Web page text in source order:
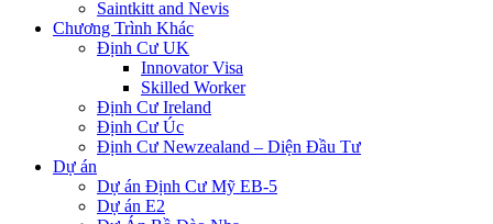
Saintkitt and Nevis
Chương Trình Khác
Định Cư UK
Innovator Visa
Skilled Worker
Định Cư Ireland
Định Cư Úc
Định Cư Newzealand – Diện Đầu Tư
Dự án
Dự án Định Cư Mỹ EB-5
Dự án E2